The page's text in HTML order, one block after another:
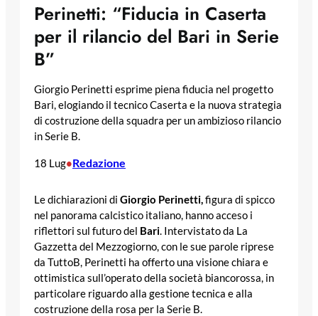
Perinetti: “Fiducia in Caserta
per il rilancio del Bari in Serie
B”
Giorgio Perinetti esprime piena fiducia nel progetto
Bari, elogiando il tecnico Caserta e la nuova strategia
di costruzione della squadra per un ambizioso rilancio
in Serie B.
18 Lug•Redazione
Le dichiarazioni di Giorgio Perinetti,figura di spicco
nel panorama calcistico italiano, hanno acceso i
riflettori sul futuro del Bari. Intervistato da La
Gazzetta del Mezzogiorno, con le sue parole riprese
da TuttoB, Perinetti ha offerto una visione chiara e
ottimistica sull’operato della società biancorossa, in
particolare riguardo alla gestione tecnica e alla
costruzione della rosa per la Serie B.